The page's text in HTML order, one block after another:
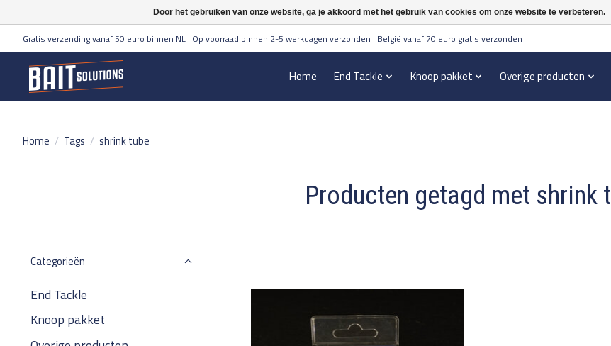
Gratis verzending vanaf 50 euro binnen NL | Op voorraad binnen 2-5 werkdagen verzonden | België vanaf 70 euro gratis verzonden
Home End Tackle Knoop pakket Overige producten
Home / Tags / shrink tube
Producten getagd met shrink
Categorieën
End Tackle
Knoop pakket
Door het gebruiken van onze website, ga je akkoord met het gebruik van cookies om onze website te verbeteren.